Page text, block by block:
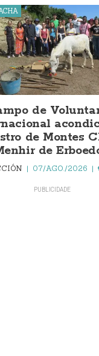
de
de Montes
de
07/AGO./2026